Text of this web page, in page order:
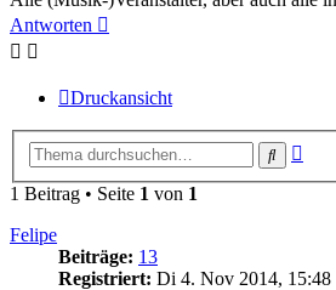
Antworten
Druckansicht
Suche
1 Beitrag • Seite 1 von 1
Felipe
Beiträge: 13
Registriert: Di 4. Nov 2014, 15:48